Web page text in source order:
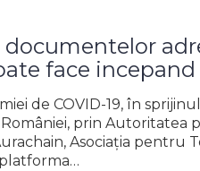
documentelor
face
de COVID-19, în
prin Autoritatea
Asociația pentru